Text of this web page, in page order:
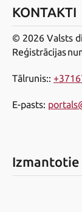
KONTAKTI
© 2026 Valsts
Reģistrācijas
Tālrunis::
E-pasts: